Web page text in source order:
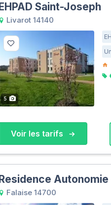
EHPAD Saint-Joseph
Livarot 14140
5
Voir les tarifs
Residence
Falaise 14700